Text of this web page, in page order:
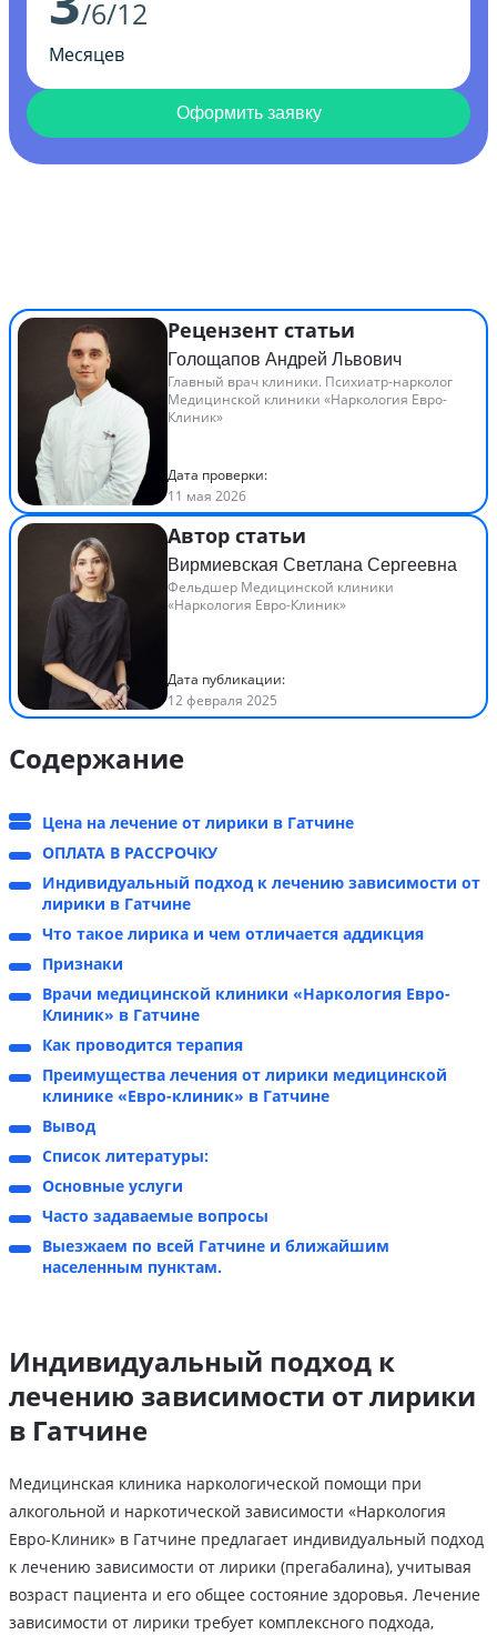
/6/12
Месяцев
Оформить заявку
Рецензент статьи
Голощапов Андрей Львович
Главный врач клиники. Психиатр-нарколог
Медицинской клиники «Наркология Евро-
Клиник»
Дата проверки:
11 мая 2026
Автор статьи
Вирмиевская Светлана Сергеевна
Фельдшер Медицинской клиники
«Наркология Евро-Клиник»
Дата публикации:
12 февраля 2025
Содержание
Цена на лечение от лирики в Гатчине
ОПЛАТА В РАССРОЧКУ
Индивидуальный подход к лечению зависимости от
лирики в Гатчине
Что такое лирика и чем отличается аддикция
Признаки
Врачи медицинской клиники «Наркология Евро-
Клиник» в Гатчине
Как проводится терапия
Преимущества лечения от лирики медицинской
клинике «Евро-клиник» в Гатчине
Вывод
Список литературы:
Основные услуги
Часто задаваемые вопросы
Выезжаем по всей Гатчине и ближайшим
населенным пунктам.
Индивидуальный подход к
лечению зависимости от лирики
в Гатчине
Медицинская клиника наркологической помощи при
алкогольной и наркотической зависимости «Наркология
Евро-Клиник» в Гатчине предлагает индивидуальный подход
к лечению зависимости от лирики (прегабалина), учитывая
возраст пациента и его общее состояние здоровья. Лечение
зависимости от лирики требует комплексного подхода,